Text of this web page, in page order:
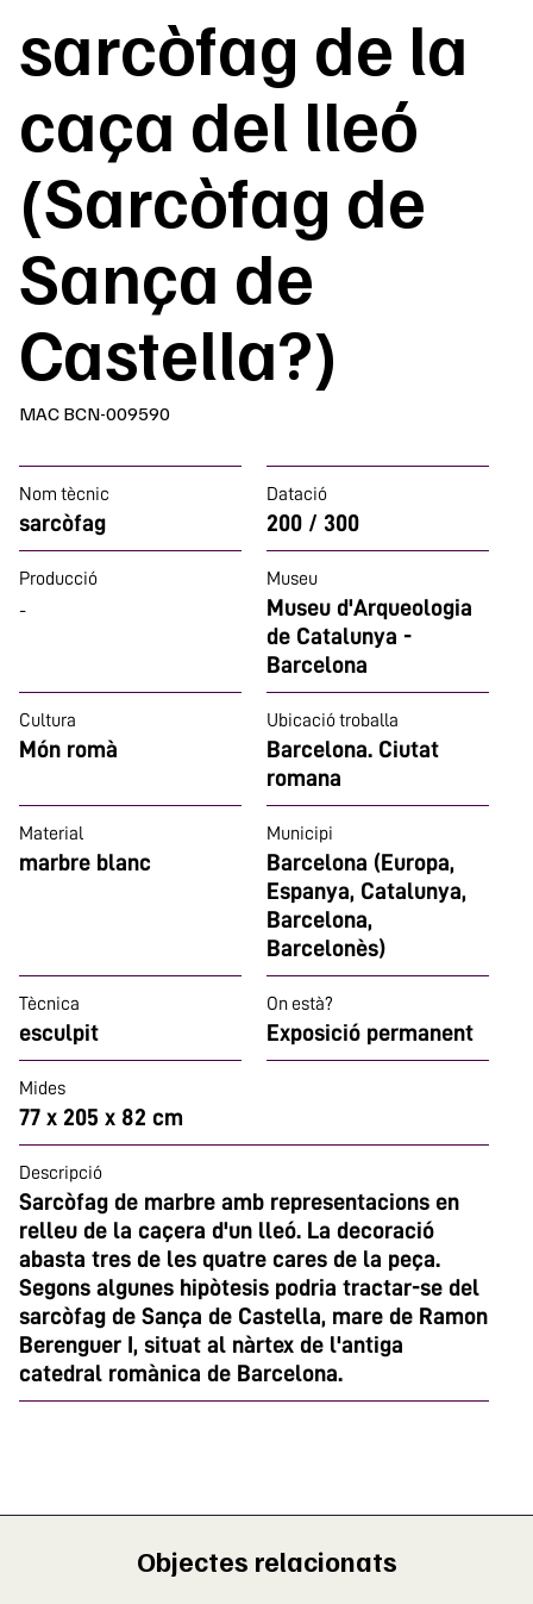
sarcòfag de la
caça del lleó
(Sarcòfag de
Sança de
Castella?)
MAC BCN-009590
Nom tècnic
sarcòfag
Datació
200 / 300
Producció
-
Museu
Museu d'Arqueologia
de Catalunya -
Barcelona
Cultura
Món romà
Ubicació troballa
Barcelona. Ciutat
romana
Material
marbre blanc
Municipi
Barcelona (Europa,
Espanya, Catalunya,
Barcelona,
Barcelonès)
Tècnica
esculpit
On està?
Exposició permanent
Mides
77 x 205 x 82 cm
Descripció
Sarcòfag de marbre amb representacions en
relleu de la caçera d'un lleó. La decoració
abasta tres de les quatre cares de la peça.
Segons algunes hipòtesis podria tractar-se del
sarcòfag de Sança de Castella, mare de Ramon
Berenguer I, situat al nàrtex de l'antiga
catedral romànica de Barcelona.
Objectes relacionats